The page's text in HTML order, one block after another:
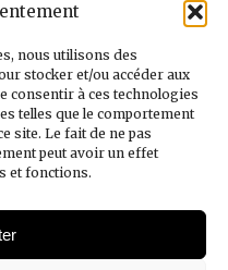
nous utilisons des
stocker et/ou accéder aux
consentir à ces technologies
telles que le comportement
site. Le fait de ne pas
peut avoir un effet
et fonctions.